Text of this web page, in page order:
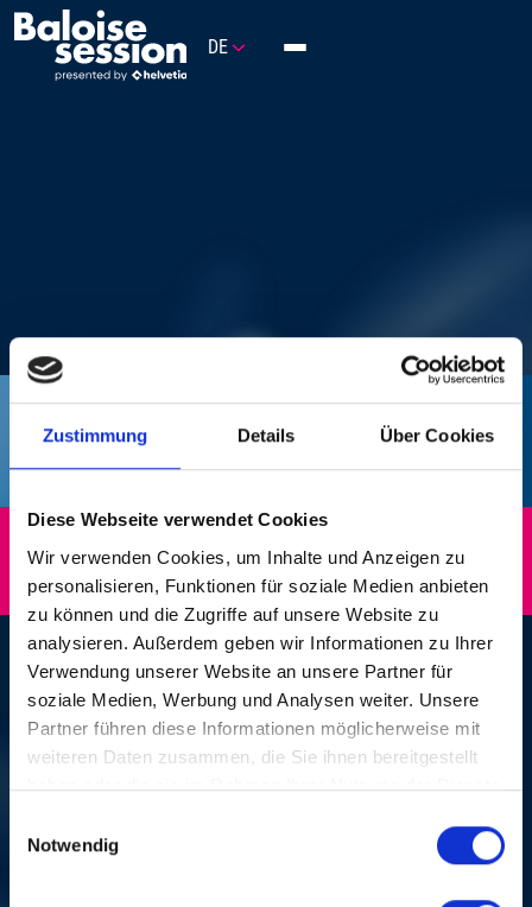
Zustimmung Details Über Cookies
Diese Webseite verwendet Cookies
Wir verwenden Cookies, um Inhalte und Anzeigen zu
personalisieren, Funktionen für soziale Medien anbieten
zu können und die Zugriffe auf unsere Website zu
analysieren. Außerdem geben wir Informationen zu Ihrer
Verwendung unserer Website an unsere Partner für
soziale Medien, Werbung und Analysen weiter. Unsere
Partner führen diese Informationen möglicherweise mit
weiteren Daten zusammen, die Sie ihnen bereitgestellt
haben oder die sie im Rahmen Ihrer Nutzung der Dienste
Notwendig
DE
PROGRAMM
FESTIVAL
YELLOWJACKETS
DI, 22. OKT. 1996,
20.30 UHR | FUSION &
JAZZ-ROCK